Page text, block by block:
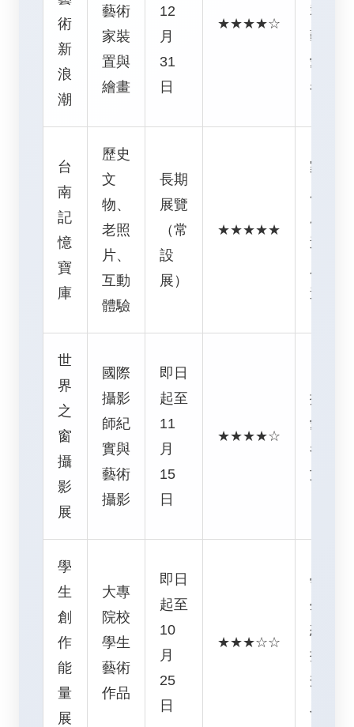
術
新
浪
潮
藝術
家裝
置與
繪畫
12
月
31
日
★★★★☆
群、
藝術
愛好
者
台
南
記
憶
寶
庫
歷史
文
物、
老照
片、
互動
體驗
長期
展覽
（常
設
展）
★★★★★
家
庭、
歷史
迷、
所有
遊客
世
界
之
窗
攝
影
展
國際
攝影
師紀
實與
藝術
攝影
即日
起至
11
月
15
日
★★★★☆
攝影
愛好
者、
文青
學
生
創
作
能
量
展
大專
院校
學生
藝術
作品
即日
起至
10
月
25
日
★★★☆☆
學
生、
想支
持新
秀的